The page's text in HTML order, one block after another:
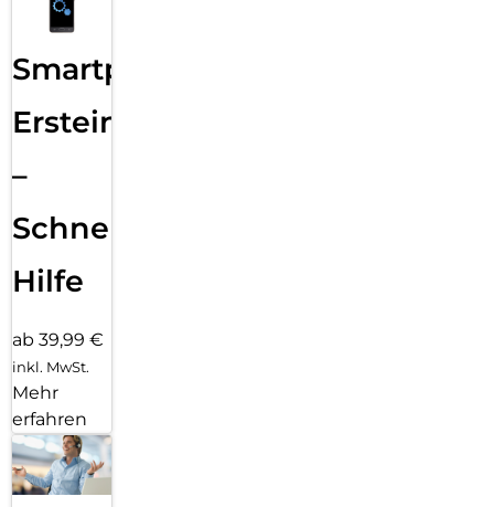
Smartphone
Ersteinrichtung
–
Schnelle
Hilfe
ab 39,99 €
inkl. MwSt.
Mehr
erfahren